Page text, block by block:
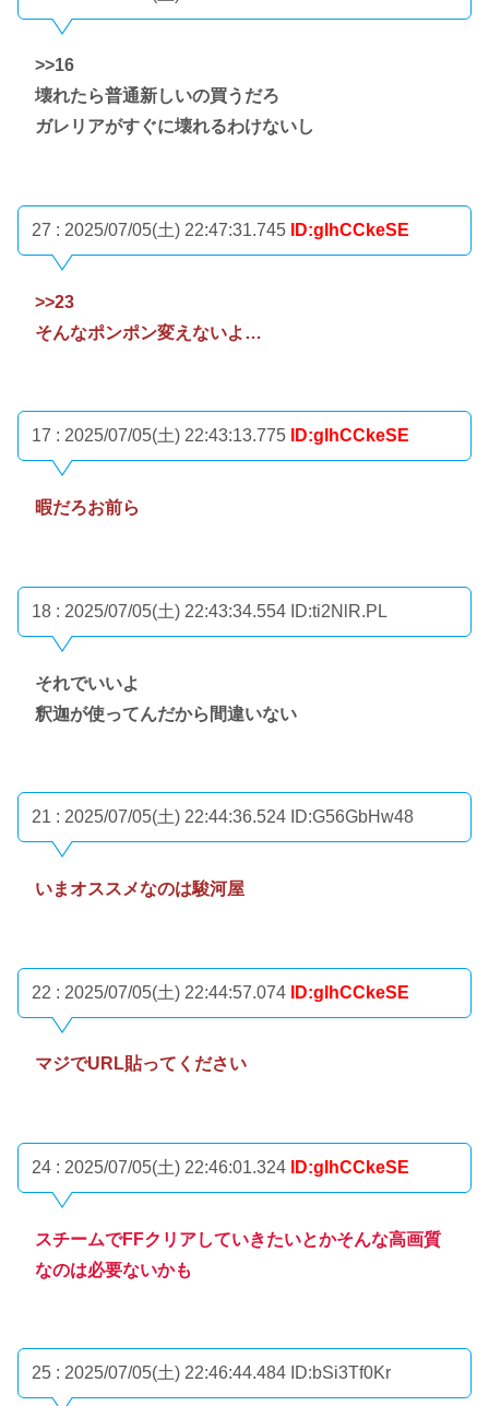
>>16
壊れたら普通新しいの買うだろ
ガレリアがすぐに壊れるわけないし
27 : 2025/07/05(土) 22:47:31.745 ID:gIhCCkeSE
>>23
そんなポンポン変えないよ…
17 : 2025/07/05(土) 22:43:13.775 ID:gIhCCkeSE
暇だろお前ら
18 : 2025/07/05(土) 22:43:34.554 ID:ti2NlR.PL
それでいいよ
釈迦が使ってんだから間違いない
21 : 2025/07/05(土) 22:44:36.524 ID:G56GbHw48
いまオススメなのは駿河屋
22 : 2025/07/05(土) 22:44:57.074 ID:gIhCCkeSE
マジでURL貼ってください
24 : 2025/07/05(土) 22:46:01.324 ID:gIhCCkeSE
スチームでFFクリアしていきたいとかそんな高画質
なのは必要ないかも
25 : 2025/07/05(土) 22:46:44.484 ID:bSi3Tf0Kr